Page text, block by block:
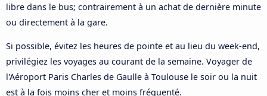
libre dans le bus; contrairement à un achat de dernière minute
ou directement à la gare.
Si possible, évitez les heures de pointe et au lieu du week-end,
privilégiez les voyages au courant de la semaine. Voyager de
l'Aéroport Paris Charles de Gaulle à Toulouse le soir ou la nuit
est à la fois moins cher et moins fréquenté.